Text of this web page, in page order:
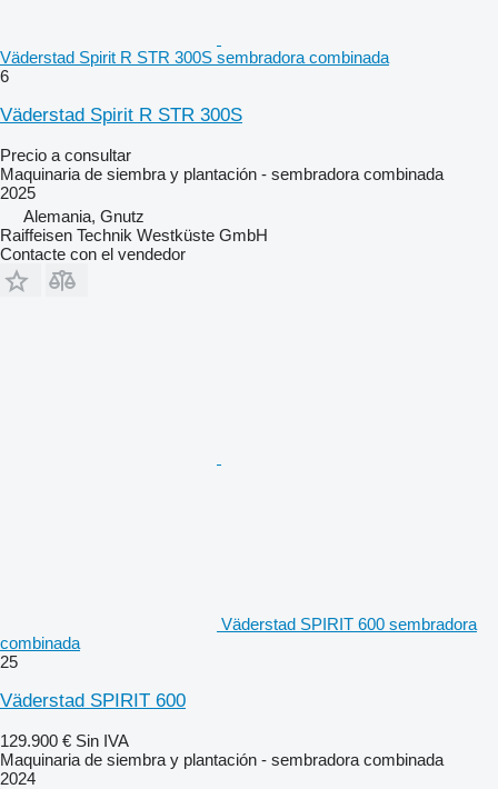
Väderstad Spirit R STR 300S sembradora combinada
6
Väderstad Spirit R STR 300S
Precio a consultar
Maquinaria de siembra y plantación - sembradora combinada
2025
Alemania, Gnutz
Raiffeisen Technik Westküste GmbH
Contacte con el vendedor
Väderstad SPIRIT 600 sembradora
combinada
25
Väderstad SPIRIT 600
129.900 € Sin IVA
Maquinaria de siembra y plantación - sembradora combinada
2024